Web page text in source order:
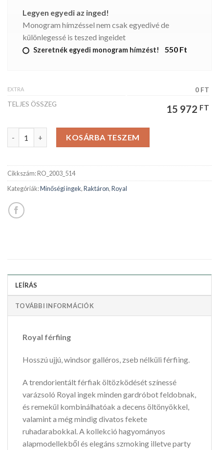
Legyen egyedi az inged!
Monogram hímzéssel nem csak egyedivé de
különlegessé is teszed ingeidet
Szeretnék egyedi monogram hímzést! 550 Ft
EXTRA
0 FT
TELJES ÖSSZEG
15 972 FT
ROYAL férfiing mennyiségKOSÁRBA TESZEM
Cikkszám:RO_2003_514
Kategóriák:Minőségi ingek,Raktáron,Royal
LEÍRÁS
TOVÁBBI INFORMÁCIÓK
Royal férfiing
Hosszú ujjú, windsor galléros, zseb nélküli férfiing.
A trendorientált férfiak öltözködését színessé
varázsoló Royal ingek minden gardróbot feldobnak,
és remekül kombinálhatóak a decens öltönyökkel,
valamint a még mindig divatos fekete
ruhadarabokkal. A kollekció hagyományos
alapmodellekből és elegáns szmoking illetve party